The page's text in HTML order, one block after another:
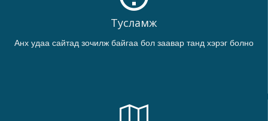
Тусламж
Анх удаа сайтад зочилж байгаа бол заавар танд хэрэг болно